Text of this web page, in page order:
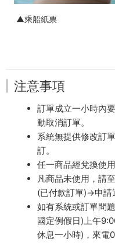
▲乘船紙票
注意事項
訂單成立一小時內
動取消訂單。
系統無提供修改訂
訂。
任一商品經兌換使
凡商品未使用，請
(已付款訂單)→申請
如有系統或訂單問
國定例假日)上午
休息一小時)，來電